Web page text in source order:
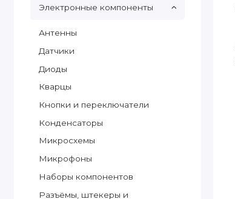
Электронные компоненты
Антенны
Датчики
Диоды
Кварцы
Кнопки и переключатели
Конденсаторы
Микросхемы
Микрофоны
Наборы компонентов
Разъёмы, штекеры и